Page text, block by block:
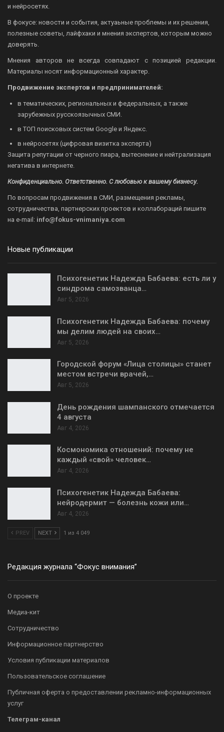
и нейросетях.
В фокусе: новости и события, актуаьные проблемы и их решения,
полезные советы, лайфхаки и мнения экспертов, которым можно
доверять.
Мнения авторов не всегда совпадают с позицией редакции.
Материалы носят информационный характер.
Продвижение экспертов и предпринимателей:
в тематических, региональных и федеральных, а также
зарубежных русскоязычных СМИ.
в ТОП поисковых систем Google и Яндекс.
в нейросетях (цифровая визитка эксперта)
Защита репутации от черного пиара, вытеснение и нейтрализация
негатива в интернете.
Конфиденциально. Ответственно. С любовью к вашему бизнесу.
По вопросам продвижения в СМИ, размещения рекламы,
сотрудничества, партнерских проектов и коллабораций пишите
на e-mail: info@fokus-vnimaniya.com
Новые публикации
Психогенетик Надежда Бабаева: есть ли у
синдрома самозванца…
Авг 5, 2026
Психогенетик Надежда Бабаева: почему
мы делим людей на своих…
Авг 5, 2026
Городской форум «Лица столицы» станет
местом встречи врачей,…
Авг 5, 2026
День рождения шампанского отмечается
4 августа
Авг 4, 2026
Космономика отношений: почему не
каждый «свой» человек…
Авг 4, 2026
Психогенетик Надежда Бабаева:
нейродермит — болезнь кожи или…
Авг 4, 2026
PREV NEXT 1 из 4 049
Редакция журнала “Фокус внимания”
О проекте
Медиа-кит
Сотрудничество
Информационное партнерство
Условия публикации материалов
Пользовательское соглашение
Публичная оферта о предоставлении рекламно-информационных
услуг
Телеграм-канал